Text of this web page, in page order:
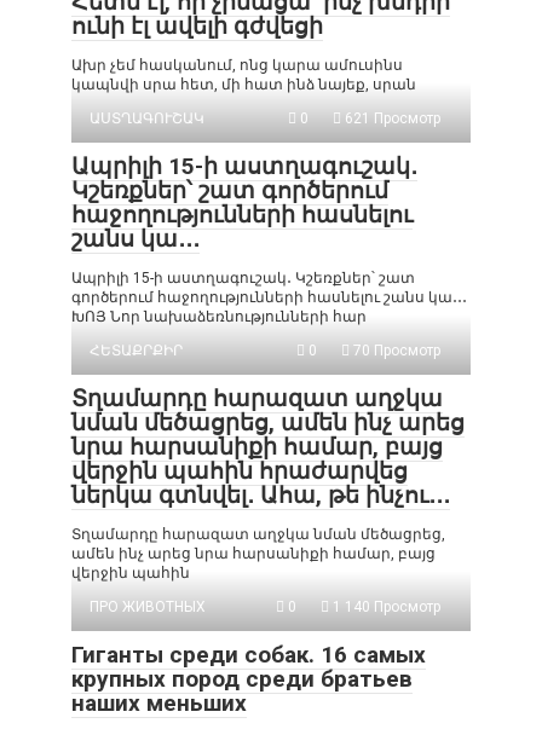
ունի էլ ավելի գժվեցի
Ախր չեմ հասկանում, ոնց կարա ամուսինս
կապնվի սրա հետ, մի հատ ինձ նայեք, սրան
ԱՍՏՂԱԳՈՒՇԱԿ
0 621 Просмотр
Ապրիլի 15-ի աստղագուշակ․
Կշեռքներ՝ շատ գործերում
հաջողությունների հասնելու
շանս կա․․․
Ապրիլի 15-ի աստղագուշակ․ Կշեռքներ՝ շատ
գործերում հաջողությունների հասնելու շանս կա․․․
ԽՈՅ Նոր նախաձեռնությունների հար
ՀԵՏԱՔՐՔԻՐ
0 70 Просмотр
Տղամարդը հարազատ աղջկա
նման մեծացրեց, ամեն ինչ արեց
նրա հարսանիքի համար, բայց
վերջին պահին հրաժարվեց
ներկա գտնվել․ Ահա, թե ինչու․․․
Տղամարդը հարազատ աղջկա նման մեծացրեց,
ամեն ինչ արեց նրա հարսանիքի համար, բայց
վերջին պահին
ПРО ЖИВОТНЫХ
0 1 140 Просмотр
Гиганты среди собак. 16 самых
крупных пород среди братьев
наших меньших